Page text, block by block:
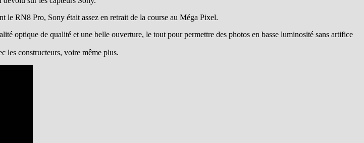
RN8 Pro, Sony était assez en retrait de la course au Méga Pixel.
optique de qualité et une belle ouverture, le tout pour permettre des photos en basse luminosité sans artifice
les constructeurs, voire même plus.